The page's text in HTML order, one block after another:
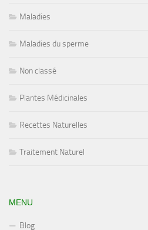
Maladies
Maladies du sperme
Non classé
Plantes Médicinales
Recettes Naturelles
Traitement Naturel
MENU
Blog